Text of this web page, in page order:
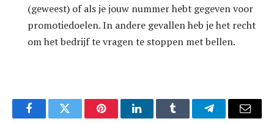
(geweest) of als je jouw nummer hebt gegeven voor
promotiedoelen. In andere gevallen heb je het recht
om het bedrijf te vragen te stoppen met bellen.
FacebookTwitter PinterestLinkedInTumblr TelegramEmail